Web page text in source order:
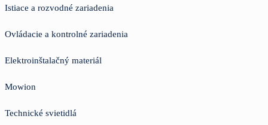
Istiace a rozvodné zariadenia
Ovládacie a kontrolné zariadenia
Elektroinštalačný materiál
Mowion
Technické svietidlá